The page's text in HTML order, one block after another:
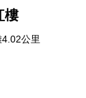
樓
公里